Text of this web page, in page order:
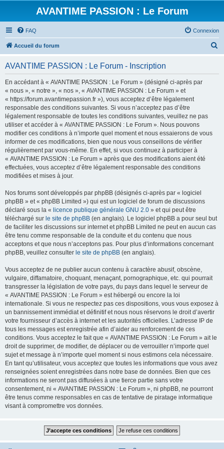
AVANTIME PASSION : Le Forum
FAQ Connexion
Accueil du forum
AVANTIME PASSION : Le Forum - Inscription
En accédant à « AVANTIME PASSION : Le Forum » (désigné ci-après par
« nous », « notre », « nos », « AVANTIME PASSION : Le Forum » et
« https://forum.avantimepassion.fr »), vous acceptez d’être légalement
responsable des conditions suivantes. Si vous n’acceptez pas d’être
légalement responsable de toutes les conditions suivantes, veuillez ne pas
utiliser et accéder à « AVANTIME PASSION : Le Forum ». Nous pouvons
modifier ces conditions à n’importe quel moment et nous essaierons de vous
informer de ces modifications, bien que nous vous conseillons de vérifier
régulièrement par vous-même. En effet, si vous continuez à participer à
« AVANTIME PASSION : Le Forum » après que des modifications aient été
effectuées, vous acceptez d’être légalement responsable des conditions
modifiées et mises à jour.
Nos forums sont développés par phpBB (désignés ci-après par « logiciel
phpBB » et « phpBB Limited ») qui est un logiciel de forum de discussions
déclaré sous la « licence publique générale GNU 2.0 » et qui peut être
téléchargé sur le site de phpBB (en anglais). Le logiciel phpBB a pour seul but
de faciliter les discussions sur internet et phpBB Limited ne peut en aucun cas
être tenu comme responsable de la conduite et du contenu que nous
acceptons et que nous n’acceptons pas. Pour plus d’informations concernant
phpBB, veuillez consulter le site de phpBB (en anglais).
Vous acceptez de ne publier aucun contenu à caractère abusif, obscène,
vulgaire, diffamatoire, choquant, menaçant, pornographique, etc. qui pourrait
transgresser la législation de votre pays, du pays dans lequel le serveur de
« AVANTIME PASSION : Le Forum » est hébergé ou encore la loi
internationale. Si vous ne respectez pas ces dispositions, vous vous exposez à
un bannissement immédiat et définitif et nous nous réservons le droit d’avertir
votre fournisseur d’accès à internet et les autorités officielles. L’adresse IP de
tous les messages est enregistrée afin d’aider au renforcement de ces
conditions. Vous acceptez le fait que « AVANTIME PASSION : Le Forum » ait le
droit de supprimer, de modifier, de déplacer ou de verrouiller n’importe quel
sujet et message à n’importe quel moment si nous estimons cela nécessaire.
En tant qu’utilisateur, vous acceptez que toutes les informations que vous avez
renseignées soient enregistrées dans notre base de données. Bien que ces
informations ne seront pas diffusées à une tierce partie sans votre
consentement, ni « AVANTIME PASSION : Le Forum », ni phpBB, ne pourront
être tenus comme responsables en cas de tentative de piratage informatique
visant à compromettre vos données.